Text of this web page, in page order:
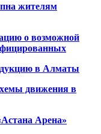
жителям
о возможной
в Алматы
движения в
Арена»